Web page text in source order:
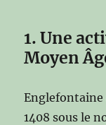
1. Une
Moyen
Englefontaine
1408 sous le